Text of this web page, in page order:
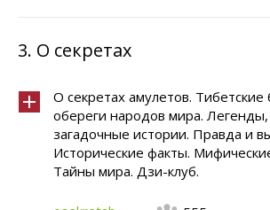
3. О секретах
О секретах амулетов.
обереги народов мира.
загадочные истории. Правда и
Исторические факты.
Тайны мира. Дзи-клуб.